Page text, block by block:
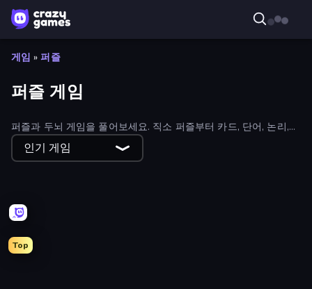
게임 » 퍼즐
퍼즐 게임
퍼즐과 두뇌 게임을 풀어보세요. 직소 퍼즐부터 카드, 단어, 논리,
수학까지, 당신의 두뇌를 자극하는 다양한 게임들을 만나보세요.
무료 퍼즐 게임 전체 컬렉션을 살펴보고 다음 도전을 찾아보세요!
인기 게임
Top